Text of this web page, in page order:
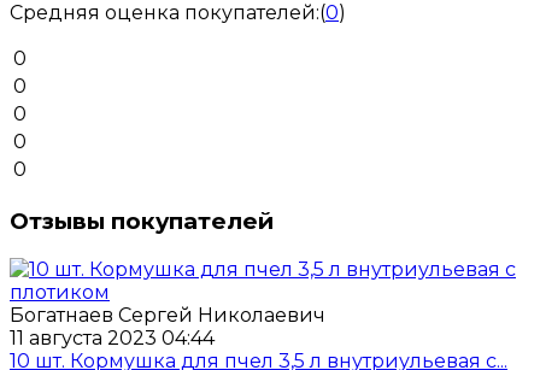
Средняя оценка покупателей:(0)
0
0
0
0
0
Отзывы покупателей
Богатнаев Сергей Николаевич
11 августа 2023 04:44
10 шт. Кормушка для пчел 3,5 л внутриульевая с...